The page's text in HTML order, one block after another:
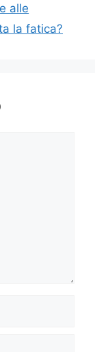
alle
la fatica?